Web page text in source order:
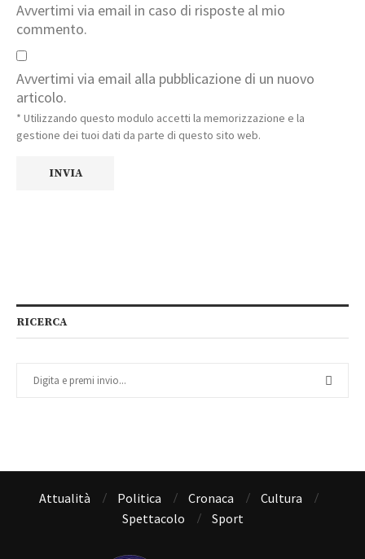
Avvertimi via email in caso di risposte al mio
commento.
Avvertimi via email alla pubblicazione di un nuovo
articolo.
* Utilizzando questo modulo accetti la memorizzazione e la
gestione dei tuoi dati da parte di questo sito web.
RICERCA
Attualità Politica Cronaca
Cultura
Spettacolo
Sport